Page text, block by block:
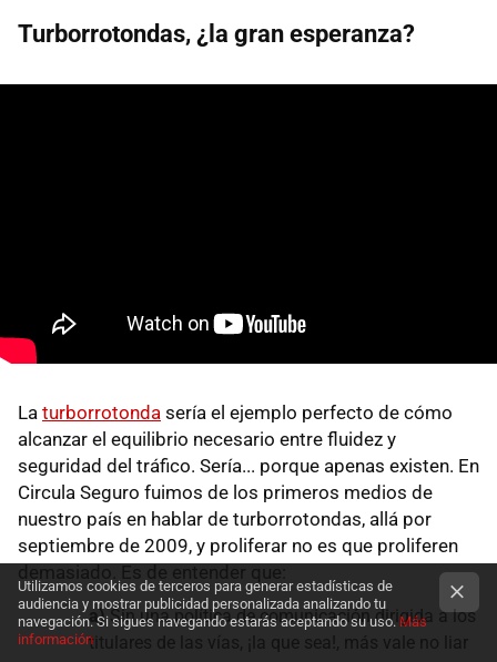
Turborrotondas, ¿la gran esperanza?
La turborrotonda sería el ejemplo perfecto de cómo
alcanzar el equilibrio necesario entre fluidez y
seguridad del tráfico. Sería... porque apenas existen. En
Circula Seguro fuimos de los primeros medios de
nuestro país en hablar de turborrotondas, allá por
septiembre de 2009, y proliferar no es que proliferen
demasiado. Es de entender que:
a)Sin una política de comunicación dirigida a los
titulares de las vías, ¡la que sea!, más vale no liar
Utilizamos cookies de terceros para generar estadísticas de
audiencia y mostrar publicidad personalizada analizando tu
navegación. Si sigues navegando estarás aceptando su uso. Más
información